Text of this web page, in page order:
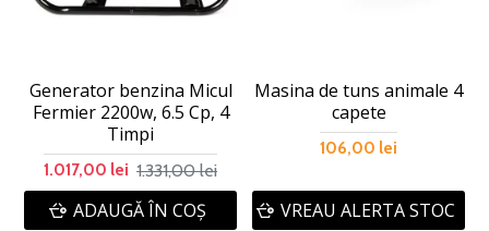
Generator benzina Micul
Fermier 2200w, 6.5 Cp, 4
Timpi
1.017,00 lei 1.331,00 lei
ADAUGĂ ÎN COŞ
Masina de tuns animale 4
capete
106,00 lei
VREAU ALERTA STOC